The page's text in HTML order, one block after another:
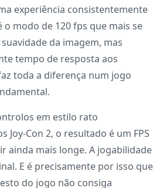
experiência consistentemente
o modo de 120 fps que mais se
da imagem, mas
tempo de resposta aos
toda a diferença num jogo
em estilo rato
Joy-Con 2, o resultado é um FPS
ainda mais longe. A jogabilidade
E é precisamente por isso que
do jogo não consiga